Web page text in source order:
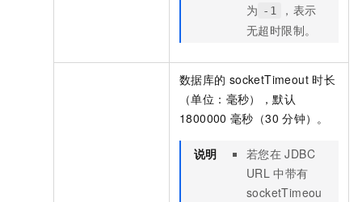
为 -1
，表示
无超时限制。
数据库的 socketTimeout 时长
（单位：毫秒），默认
1800000 毫秒（30 分钟）。
说明 若您在 JDBC
URL 中带有
socketTimeou